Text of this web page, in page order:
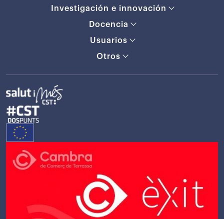
Investigación e innovación
Docencia
Usuarios
Otros